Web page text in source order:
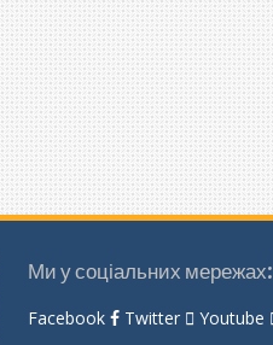
Ми у соціальних мережах:
Facebook Twitter Youtube